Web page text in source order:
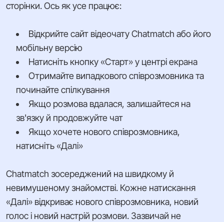
сторінки. Ось як усе працює:
Відкрийте сайт відеочату Chatmatch або його
мобільну версію
Натисніть кнопку «Старт» у центрі екрана
Отримайте випадкового співрозмовника та
починайте спілкування
Якщо розмова вдалася, залишайтеся на
зв'язку й продовжуйте чат
Якщо хочете нового співрозмовника,
натисніть «Далі»
Chatmatch зосереджений на швидкому й
невимушеному знайомстві. Кожне натискання
«Далі» відкриває нового співрозмовника, новий
голос і новий настрій розмови. Зазвичай не